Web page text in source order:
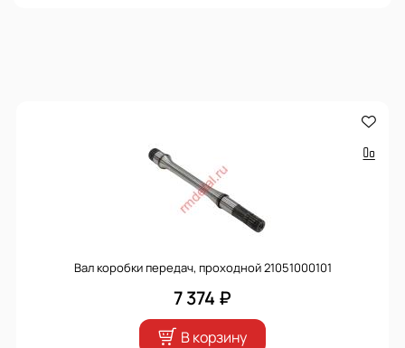
Вал коробки передач, проходной 21051000101
7 374 ₽
В корзину